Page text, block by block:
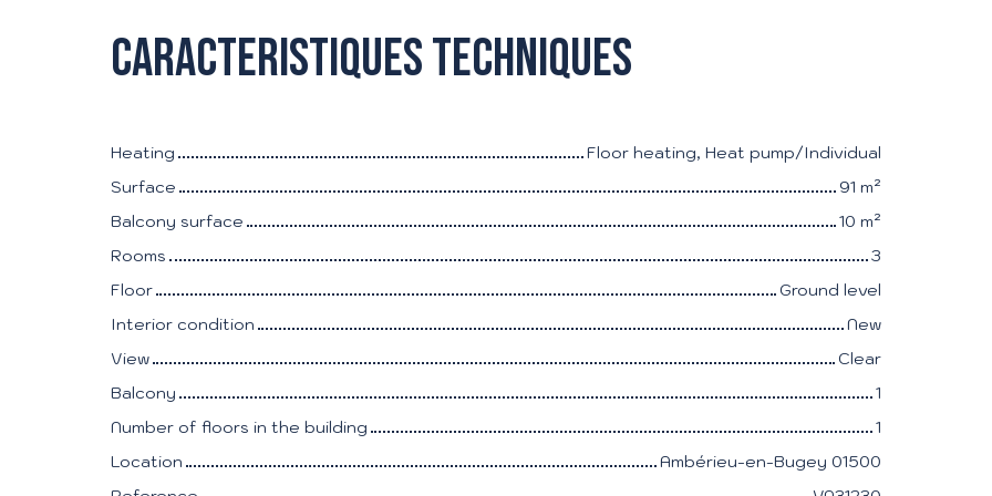
Caracteristiques techniques
Heating
Floor heating, Heat pump/Individual
Surface
91 m²
Balcony surface
10 m²
Rooms
3
Floor
Ground level
Interior condition
New
View
Clear
Balcony
1
Number of floors in the building
1
Location
Ambérieu-en-Bugey 01500